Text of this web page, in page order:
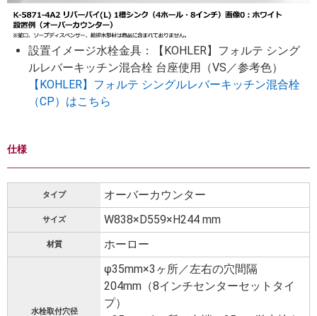
設置イメージ水栓金具：【KOHLER】フォルテ シング
ルレバーキッチン混合栓 台座使用（VS／参考色）
【KOHLER】フォルテ シングルレバーキッチン混合栓
（CP）はこちら
仕様
タイプ オーバーカウンター
サイズ W838×D559×H244 mm
材質 ホーロー
水栓取付穴径
φ35mm×3ヶ所／左右の穴間隔
204mm（8インチセンターセットタイ
プ）